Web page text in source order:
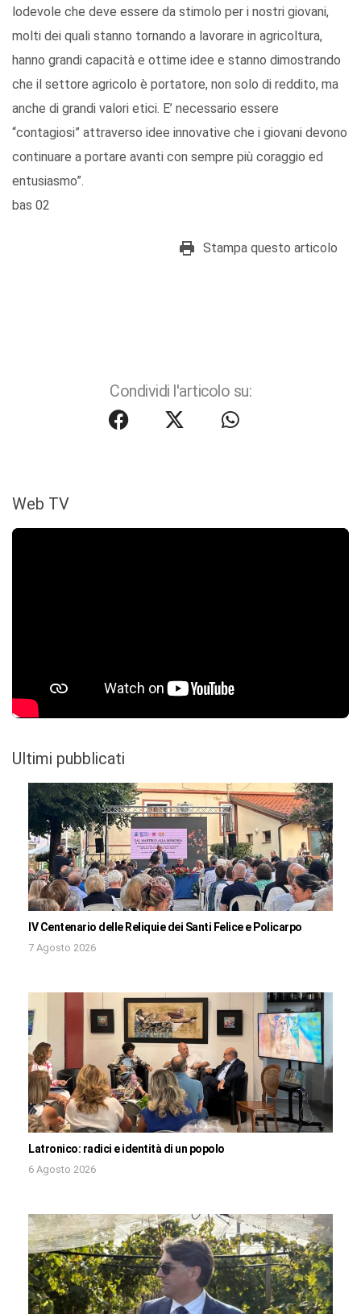
lodevole che deve essere da stimolo per i nostri giovani,
molti dei quali stanno tornando a lavorare in agricoltura,
hanno grandi capacità e ottime idee e stanno dimostrando
che il settore agricolo è portatore, non solo di reddito, ma
anche di grandi valori etici. E’ necessario essere
“contagiosi” attraverso idee innovative che i giovani devono
continuare a portare avanti con sempre più coraggio ed
entusiasmo”.
bas 02
Stampa questo articolo
Condividi l'articolo su:
Web TV
Ultimi pubblicati
IV Centenario delle Reliquie dei Santi Felice e Policarpo
7 Agosto 2026
Latronico: radici e identità di un popolo
6 Agosto 2026